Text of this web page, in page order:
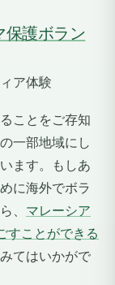
保護ボラン
ことをご存知
一部地域にし
ます。もしあ
に海外でボラ
、 マレーシア
すことができる
てはいかがで